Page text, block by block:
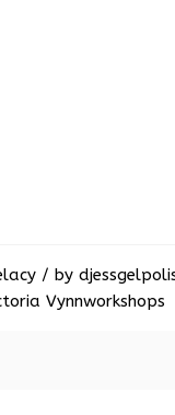
/ by djess
Vynnworkshops